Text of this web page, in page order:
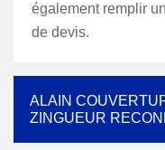
également remplir
de devis.
ALAIN
ZINGUEUR